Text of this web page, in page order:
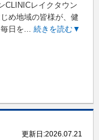
CLINICレイクタウン
め地域の皆様が、健
日を
続きを読む▼
更新日:2026.07.21